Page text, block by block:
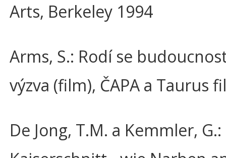
Arts, Berkeley 1994
Arms, S.: Rodí se
výzva (film), ČAPA a Taurus
De Jong, T.M. a Kemmler, G.: